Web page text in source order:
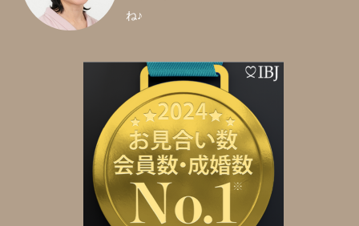
ね♪